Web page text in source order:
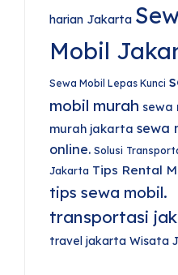
harian Jakarta
Mobil
Sewa Mobil Lepas Kunci
mobil murah sewa
murah jakarta sewa
online. Solusi
Jakarta Tips Rental
tips sewa mobil.
transportasi
travel jakarta Wisata